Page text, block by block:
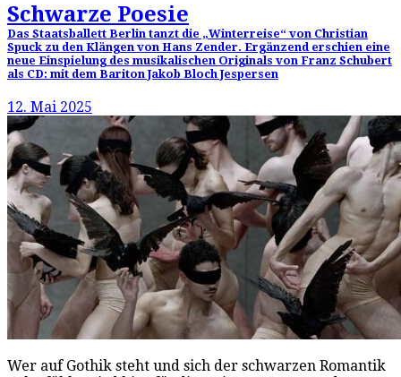
Schwarze Poesie
Das Staatsballett Berlin tanzt die „Winterreise“ von Christian
Spuck zu den Klängen von Hans Zender. Ergänzend erschien eine
neue Einspielung des musikalischen Originals von Franz Schubert
als CD: mit dem Bariton Jakob Bloch Jespersen
12. Mai 2025
Wer auf Gothik steht und sich der schwarzen Romantik